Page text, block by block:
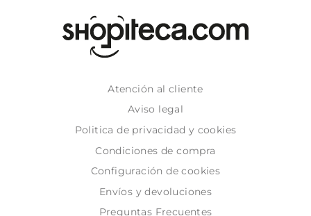
Atención al cliente
Aviso legal
Politica de privacidad y cookies
Condiciones de compra
Configuración de cookies
Envíos y devoluciones
Preguntas Frecuentes